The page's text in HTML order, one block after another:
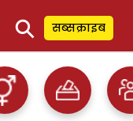
⚲ सब्सक्राइब